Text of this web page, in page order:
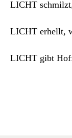
Über
ePaper
LICHT
LICHT erhellt,
LICHT gibt